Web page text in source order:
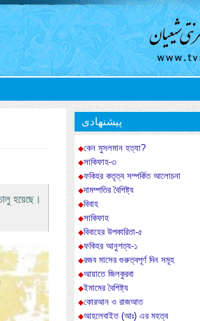
হয়েছে।
پیشنهادی
কেন মুসলমান হত্যা?
সাকিফাহ-৩
ফকিহর কতৃত্ব সম্পর্কিত আলোচনা
দামম্পতির বৈশিষ্ট্য
বিবাহ
সাকিফাহ
বিবাহের উপকারিতা-৫
ফকিহর আনুগত্য-১
রজব মাসের গুরুত্বপূর্ণ দিন সমূহ
আয়াতে জিলকুরবা
ইমামের বৈশিষ্ট্য
কোরআন ও রাজআত
আহলেবাইত (আঃ) এর মহত্ব